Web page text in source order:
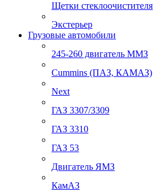
Щетки стеклоочистителя
Экстерьер
Грузовые автомобили
245-260 двигатель ММЗ
Cummins (ПАЗ, КАМАЗ)
Next
ГАЗ 3307/3309
ГАЗ 3310
ГАЗ 53
Двигатель ЯМЗ
КамАЗ